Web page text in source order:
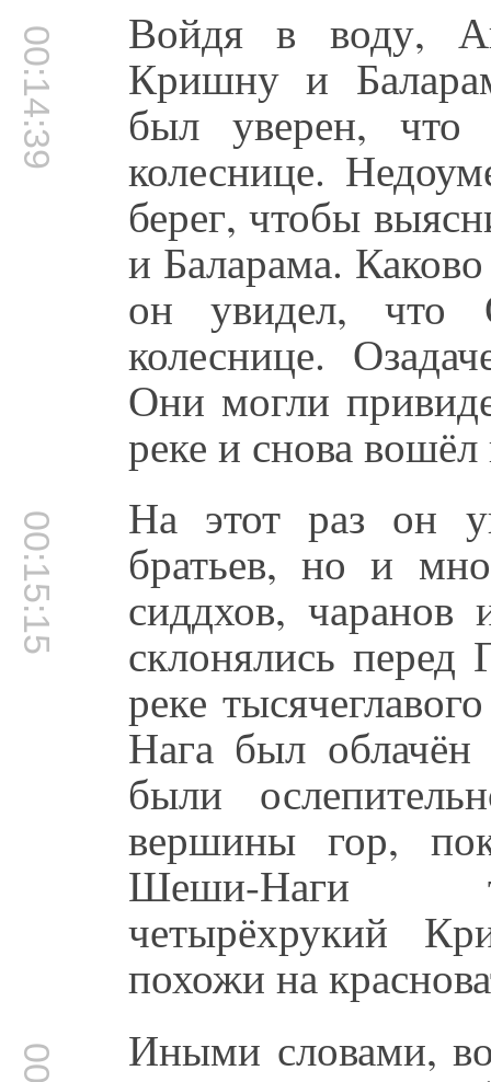
00:14:39 Войдя в воду,
Кришну и
был уверен,
колеснице.
берег, чтобы
и Баларама.
он увидел, что
колеснице.
Они могли
реке и снова
00:15:15 На этот раз он
братьев, но и
сиддхов, чаранов
склонялись
реке
Нага был
были
вершины гор,
Шеши-Наги
четырёхрукий
похожи на
Иными словами,